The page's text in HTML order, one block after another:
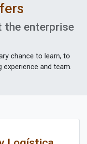
the enterprise
chance to learn, to
and team.